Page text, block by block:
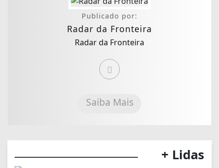
Publicado por:
Radar da Fronteira
Radar da Fronteira
Saiba Mais
+ Lidas